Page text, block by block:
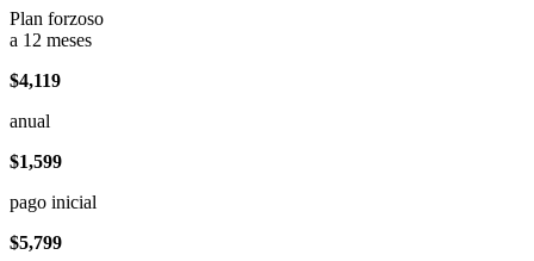
Plan forzoso
a 12 meses
$4,119
anual
$1,599
pago inicial
$5,799